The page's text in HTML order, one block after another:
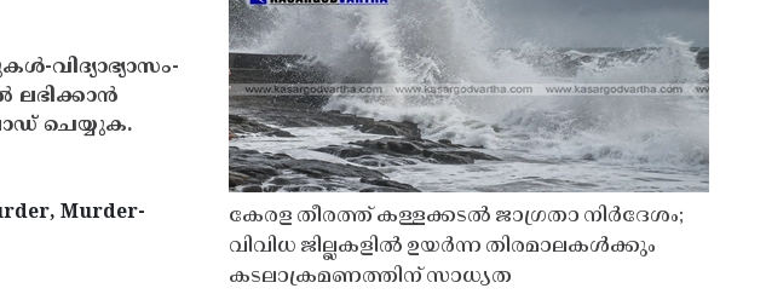
വിദ്യാഭ്യാസം-
ചെയ്യുക.
Murder-
കേരള തീരത്ത് കള്ളക്കടൽ ജാഗ്രതാ നിർദേശം;
വിവിധ ജില്ലകളിൽ ഉയർന്ന തിരമാലകൾക്കും
കടലാക്രമണത്തിന് സാധ്യത